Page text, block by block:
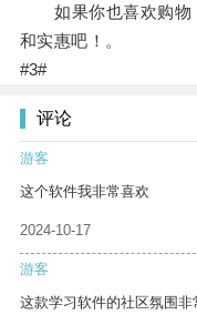
如果你也喜欢购物
和实惠吧！。
#3#
评论
游客
这个软件我非常喜欢
2024-10-17
游客
这款学习软件的社区氛围非